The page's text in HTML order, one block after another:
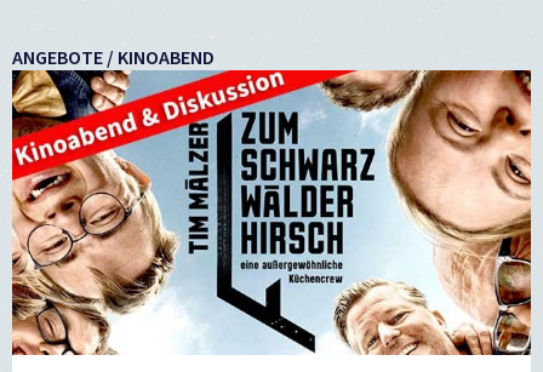
ANGEBOTE / KINOABEND